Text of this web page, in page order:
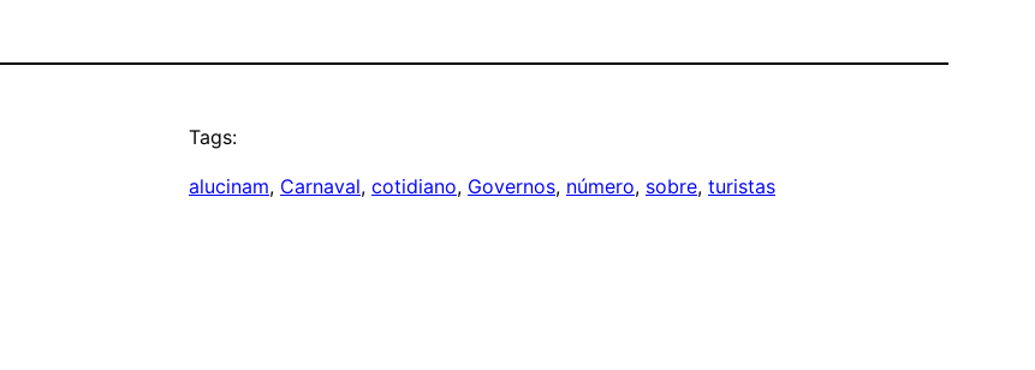
Tags:
alucinam, Carnaval, cotidiano, Governos, número, sobre, turistas